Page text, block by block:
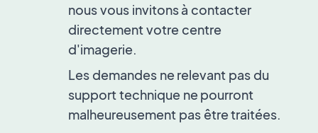
nous vous invitons à contacter
directement votre centre
d'imagerie.
Les demandes ne relevant pas du
support technique ne pourront
malheureusement pas être traitées.